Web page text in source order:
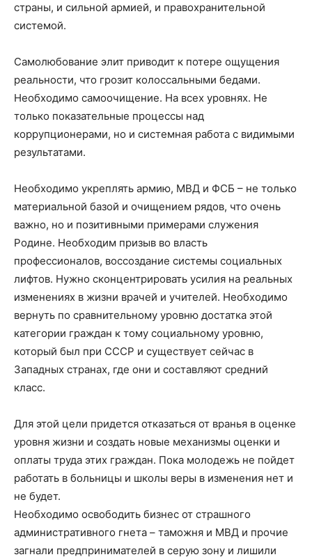
страны, и сильной армией, и правохранительной
системой.
Самолюбование элит приводит к потере ощущения
реальности, что грозит колоссальными бедами.
Необходимо самоочищение. На всех уровнях. Не
только показательные процессы над
коррупционерами, но и системная работа с видимыми
результатами.
Необходимо укреплять армию, МВД и ФСБ – не только
материальной базой и очищением рядов, что очень
важно, но и позитивными примерами служения
Родине. Необходим призыв во власть
профессионалов, воссоздание системы социальных
лифтов. Нужно сконцентрировать усилия на реальных
изменениях в жизни врачей и учителей. Необходимо
вернуть по сравнительному уровню достатка этой
категории граждан к тому социальному уровню,
который был при СССР и существует сейчас в
Западных странах, где они и составляют средний
класс.
Для этой цели придется отказаться от вранья в оценке
уровня жизни и создать новые механизмы оценки и
оплаты труда этих граждан. Пока молодежь не пойдет
работать в больницы и школы веры в изменения нет и
не будет.
Необходимо освободить бизнес от страшного
административного гнета – таможня и МВД и прочие
загнали предпринимателей в серую зону и лишили